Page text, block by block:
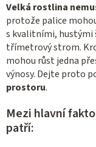
Velká rostlina
protože palice
s kvalitními, hustými
třímetrový strom.
mohou růst jedna
výnosy. Dejte proto
prostoru.
Mezi hlavní
patří: